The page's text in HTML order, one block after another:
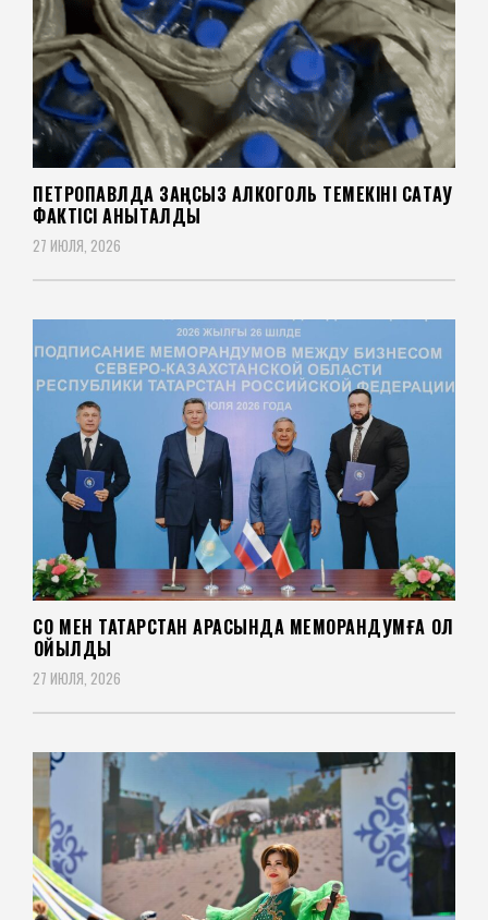
ПЕТРОПАВЛДА ЗАҢСЫЗ АЛКОГОЛЬ ТЕМЕКІНІ САҚТАУ
ФАКТІСІ АНЫҚТАЛДЫ
27 ИЮЛЯ, 2026
СҚО МЕН ТАТАРСТАН АРАСЫНДА МЕМОРАНДУМҒА ҚОЛ
ҚОЙЫЛДЫ
27 ИЮЛЯ, 2026